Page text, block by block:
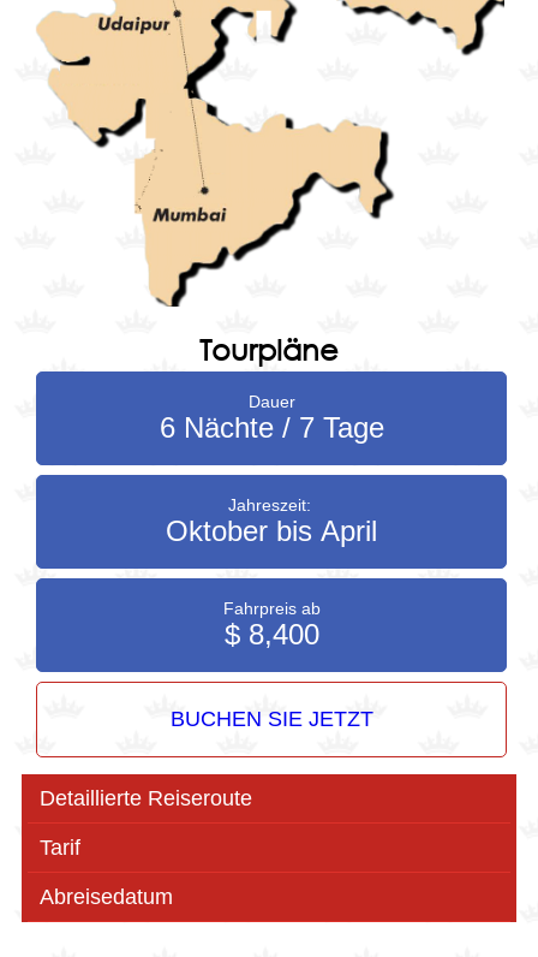
Tourpläne
Dauer
6 Nächte / 7 Tage
Jahreszeit:
Oktober bis April
Fahrpreis ab
$ 8,400
BUCHEN SIE JETZT
Detaillierte Reiseroute
Tarif
Abreisedatum